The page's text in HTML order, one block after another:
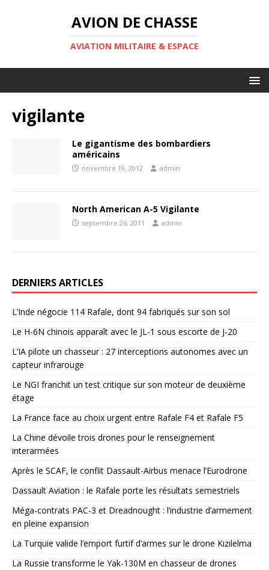
AVION DE CHASSE
AVIATION MILITAIRE & ESPACE
vigilante
Le gigantisme des bombardiers
américains
novembre 19, 2012 admin
North American A-5 Vigilante
septembre 26, 2011 admin
DERNIERS ARTICLES
L’Inde négocie 114 Rafale, dont 94 fabriqués sur son sol
Le H-6N chinois apparaît avec le JL-1 sous escorte de J-20
L’IA pilote un chasseur : 27 interceptions autonomes avec un
capteur infrarouge
Le NGI franchit un test critique sur son moteur de deuxième
étage
La France face au choix urgent entre Rafale F4 et Rafale F5
La Chine dévoile trois drones pour le renseignement
interarmées
Après le SCAF, le conflit Dassault-Airbus menace l’Eurodrone
Dassault Aviation : le Rafale porte les résultats semestriels
Méga-contrats PAC-3 et Dreadnought : l’industrie d’armement
en pleine expansion
La Turquie valide l’emport furtif d’armes sur le drone Kızılelma
La Russie transforme le Yak-130M en chasseur de drones